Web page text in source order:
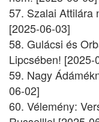
57. Szalai Attilára
[2025-06-03]
58. Gulácsi és
Lipcsében! [2025-
59. Nagy
06-02]
60. Vélemény: